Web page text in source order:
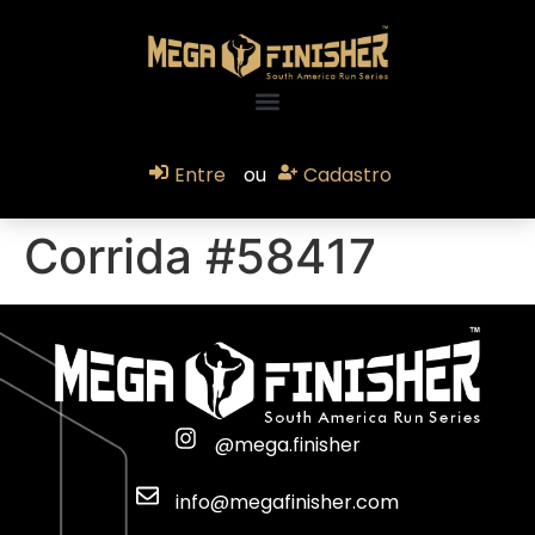
Entre ou Cadastro
Corrida #58417
@mega.finisher
info@megafinisher.com